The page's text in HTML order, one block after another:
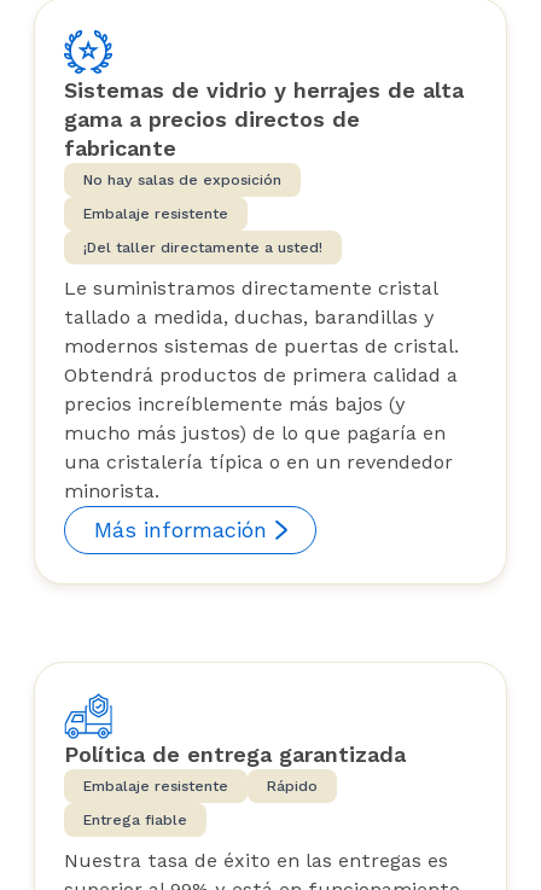
Sistemas de vidrio y herrajes de alta
gama a precios directos de
fabricante
No hay salas de exposición
Embalaje resistente
¡Del taller directamente a usted!
Le suministramos directamente cristal
tallado a medida, duchas, barandillas y
modernos sistemas de puertas de cristal.
Obtendrá productos de primera calidad a
precios increíblemente más bajos (y
mucho más justos) de lo que pagaría en
una cristalería típica o en un revendedor
minorista.
Más información
Política de entrega garantizada
Embalaje resistente
Rápido
Entrega fiable
Nuestra tasa de éxito en las entregas es